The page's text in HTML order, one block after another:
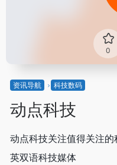
0
资讯导航 科技数码
动点科技
动点科技关注值得关注
英双语科技媒体